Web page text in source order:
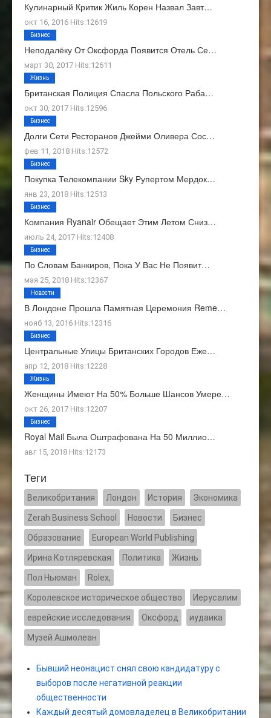
Кулинарный Критик Жиль Корен Назвал Завт…
окт 16, 2016 Hits:12619
Неподалёку От Оксфорда Появится Отель Се…
март 30, 2017 Hits:12611
Бизнес
Британская Полиция Спасла Польского Раба…
окт 30, 2017 Hits:12596
Жизнь
Долги Сети Ресторанов Джейми Оливера Сос…
фев 11, 2018 Hits:12572
Бизнес
Покупка Телекомпании Sky Рупертом Мердок…
янв 23, 2018 Hits:12513
Бизнес
Компания Ryanair Обещает Этим Летом Сниз…
июль 24, 2017 Hits:12408
Бизнес
По Словам Банкиров, Пока У Вас Не Появит…
мая 25, 2018 Hits:12367
Бизнес
В Лондоне Прошла Памятная Церемония Reme…
нояб 13, 2016 Hits:12316
Новости
Центральные Улицы Британских Городов Еже…
апр 12, 2018 Hits:12228
Бизнес
Женщины Имеют На 50% Больше Шансов Умере…
окт 26, 2017 Hits:12207
Жизнь
Royal Mail Была Оштрафована На 50 Миллио…
авг 15, 2018 Hits:12173
Бизнес
Теги
Великобритания Лондон История Экономика
Zerah Business School Новости Бизнес
Образование European World Publishing
Ирина Котляревская Политика Жизнь
Пол Ньюман Rolex,
Kоролевское историческое общество Иерусалим
еврейские исследования Оксфорд иудаика
Музей Ашмолеан
Бывший неонацист снял свою кандидатуру с
выборов после негативной реакции
общественности
Каждый десятый домовладелец в Великобритании